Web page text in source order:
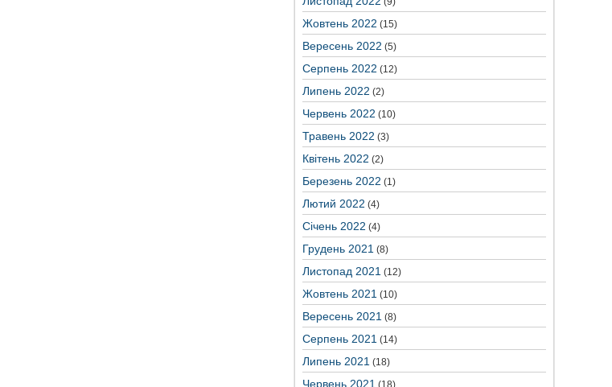
Жовтень 2022 (15)
Вересень 2022 (5)
Серпень 2022 (12)
Липень 2022 (2)
Червень 2022 (10)
Травень 2022 (3)
Квітень 2022 (2)
Березень 2022 (1)
Лютий 2022 (4)
Січень 2022 (4)
Грудень 2021(8)
Листопад 2021(12)
Жовтень 2021(10)
Вересень 2021(8)
Серпень 2021(14)
Липень 2021(18)
Червень 2021 (18)